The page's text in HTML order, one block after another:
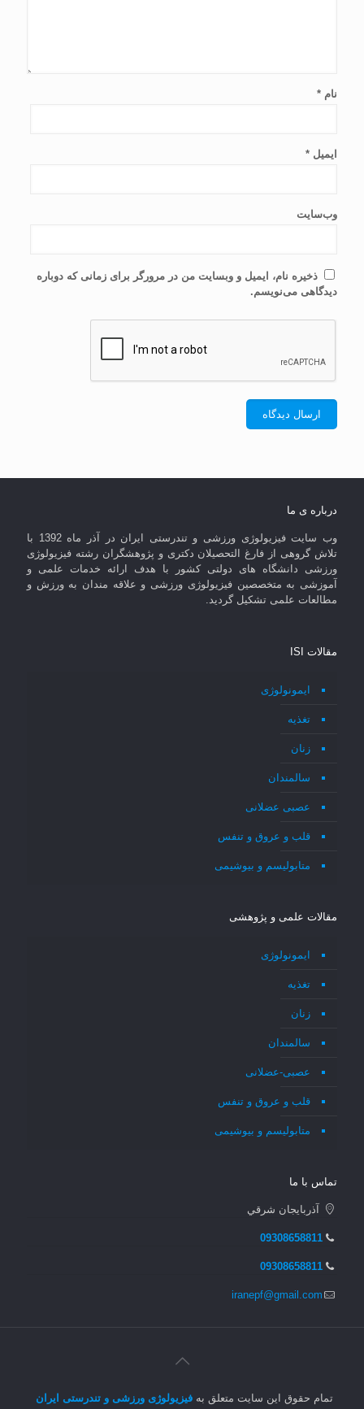
نام *
ایمیل *
وب‌سایت
ذخیره نام، ایمیل و وبسایت من در مرورگر برای زمانی که دوباره
دیدگاهی می‌نویسم.
درباره ی ما
وب سایت فیزیولوژی ورزشی و تندرستی ایران در آذر ماه 1392 با
تلاش گروهی از فارغ التحصیلان دکتری و پژوهشگران رشته فیزیولوژی
ورزشی دانشگاه های دولتی کشور با هدف ارائه خدمات علمی و
آموزشی به متخصصین فیزیولوژی ورزشی و علاقه مندان به ورزش و
مطالعات علمی تشکیل گردید.
مقالات ISI
ایمونولوژی
تغذیه
زنان
سالمندان
عصبی عضلانی
قلب و عروق و تنفس
متابولیسم و بیوشیمی
مقالات علمی و پژوهشی
ایمونولوژی
تغذیه
زنان
سالمندان
عصبی-عضلانی
قلب و عروق و تنفس
متابولیسم و بیوشیمی
تماس با ما
آذربايجان شرقي
09308658811
09308658811
iranepf@gmail.com
تمام حقوق این سایت متعلق بهفیزیولوژی ورزشی و تندرستی ایران